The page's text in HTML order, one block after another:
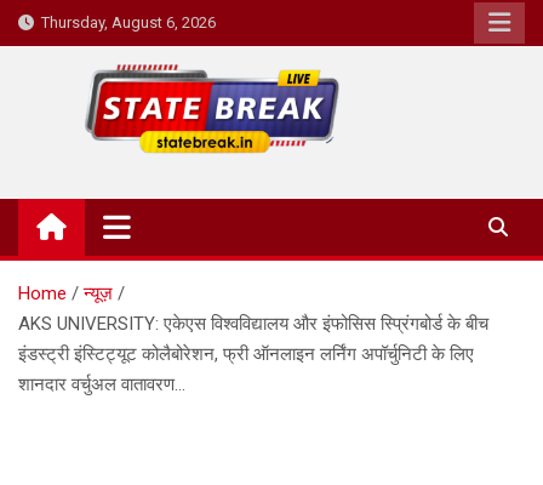
Skip
to
Thursday, August 6, 2026
State Break
Home
न्यूज़
AKS UNIVERSITY: एकेएस विश्वविद्यालय और इंफोसिस स्प्रिंगबोर्ड के बीच
इंडस्ट्री इंस्टिट्यूट कोलैबोरेशन, फ्री ऑनलाइन लर्निंग अपॉर्चुनिटी के लिए
शानदार वर्चुअल वातावरण…